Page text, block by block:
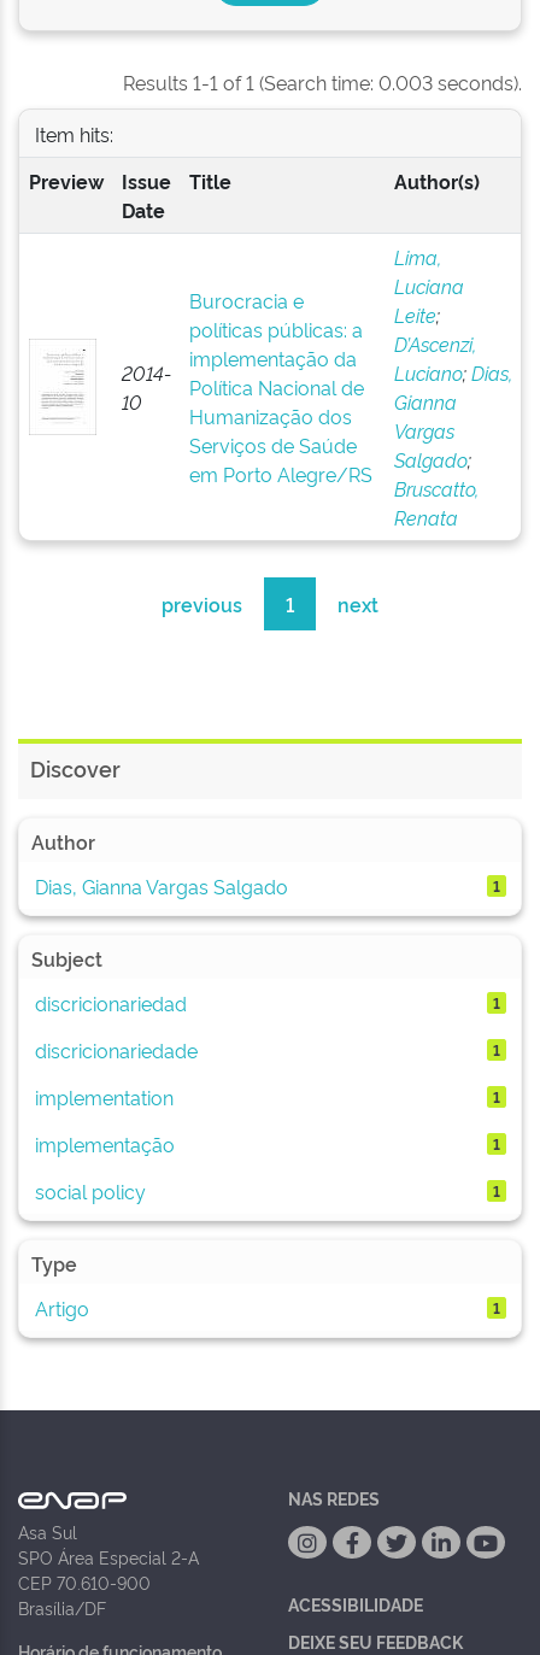
Results 1-1 of 1 (Search time: 0.003 seconds).
Item hits:
Preview
Issue
Date
Title Author(s)
2014-
10
Burocracia e
políticas públicas: a
implementação da
Política Nacional de
Humanização dos
Serviços de Saúde
em Porto Alegre/RS
Lima,
Luciana
Leite;
D’Ascenzi,
Luciano;Dias,
Gianna
Vargas
Salgado;
Bruscatto,
Renata
previous 1 next
Discover
Author
Dias, Gianna Vargas Salgado
1
Subject
discricionariedad
1
discricionariedade 1
implementation 1
implementação 1
social policy 1
Type
Artigo
1
Asa Sul
SPO Área Especial 2-A
CEP 70.610-900
Brasília/DF
NAS REDES
ACESSIBILIDADE
DEIXE SEU FEEDBACK